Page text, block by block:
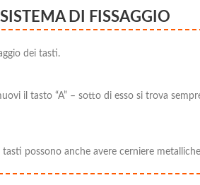
DI FISSAGGIO
dei tasti.
il tasto “A” – sotto di esso si trova
possono anche avere cerniere